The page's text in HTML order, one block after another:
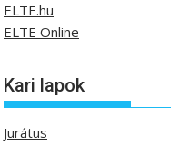
ELTE.hu
ELTE Online
Kari lapok
Jurátus